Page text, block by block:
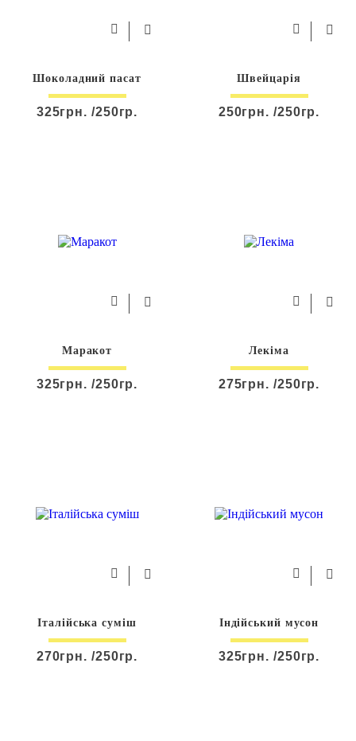
Шоколадний пасат
325грн. /250гр.
Швейцарія
250грн. /250гр.
Маракот
325грн. /250гр.
Лекіма
275грн. /250гр.
Італійська суміш
270грн. /250гр.
Індійський мусон
325грн. /250гр.